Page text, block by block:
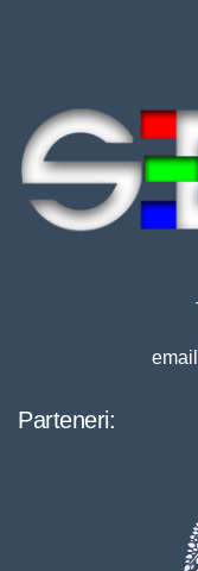
Parteneri: